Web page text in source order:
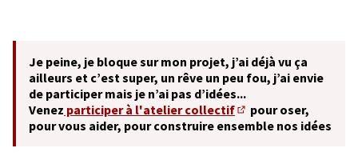
Je peine, je bloque sur mon projet, j’ai déjà vu ça
ailleurs et c’est super, un rêve un peu fou, j’ai envie
de participer mais je n’ai pas d’idées...
Venez participer à l'atelier collectif
(S'ouvre dans un
pour oser,
pour vous aider, pour construire ensemble nos idées